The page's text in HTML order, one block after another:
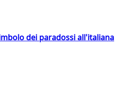
dei paradossi all'italiana